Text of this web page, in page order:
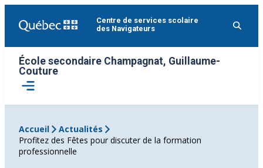
Centre de services scolaire
des Navigateurs
École secondaire Champagnat, Guillaume-
Couture
Ouvrir
le
menu
Accueil
Actualités
Profitez des Fêtes pour discuter de la formation
professionnelle